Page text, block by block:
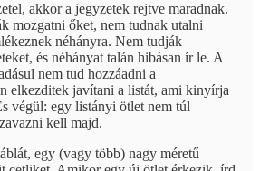
akkor a jegyzetek rejtve maradnak.
mozgatni őket, nem tudnak utalni
néhányra. Nem tudják
és néhányat talán hibásan ír le. A
nem tud hozzáadni a
elkezditek javítani a listát, ami kinyírja
végül: egy listányi ötlet nem túl
kell majd.
egy (vagy több) nagy méretű